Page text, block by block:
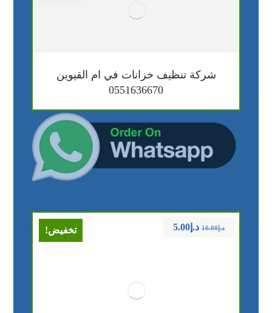
شركة تنظيف خزانات في ام القيوين
0551636670
تخفيض! د.إ10.00 د.إ5.00